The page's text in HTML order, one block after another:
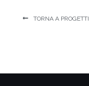
TORNA A PROGETTI